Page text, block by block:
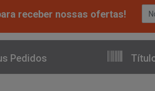
receber nossas ofertas!
Pedidos